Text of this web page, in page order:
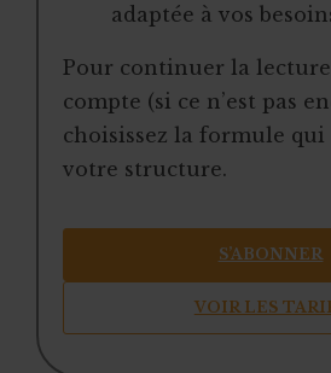
adaptée à vos
Pour continuer la
compte (si ce n’est pas
choisissez la formule qui
votre structure.
S’ABONNER
VOIR LES